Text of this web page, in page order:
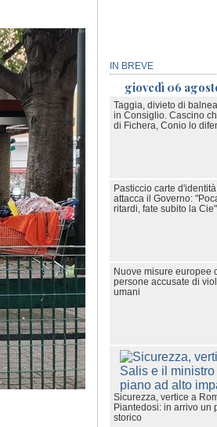
IN BREVE
giovedì 06
Taggia, divieto di
in Consiglio. Cascino
di Fichera, Conio lo
Pasticcio carte
attacca il Governo:
ritardi, fate subito la Cie"
Nuove misure europee
persone accusate di
umani
Sicurezza, vertice a
Piantedosi: in arrivo un
storico